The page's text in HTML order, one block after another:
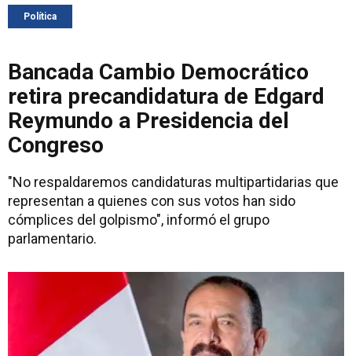
Política
Bancada Cambio Democrático
retira precandidatura de Edgard
Reymundo a Presidencia del
Congreso
"No respaldaremos candidaturas multipartidarias que
representan a quienes con sus votos han sido
cómplices del golpismo", informó el grupo
parlamentario.